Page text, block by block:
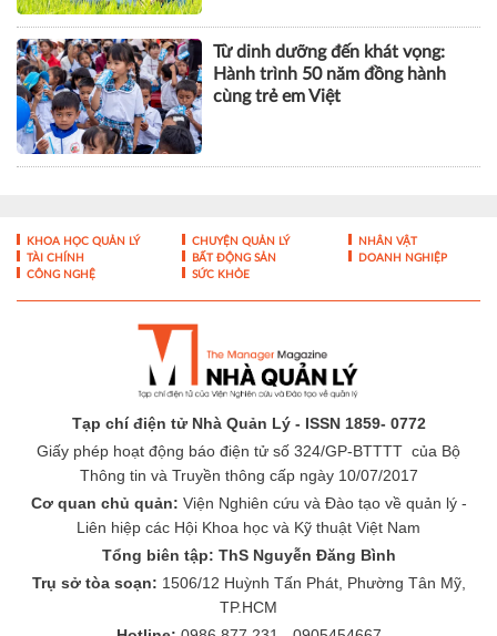
KHOA HỌC QUẢN LÝ CHUYỆN QUẢN LÝ
TÀI CHÍNH
BẤT ĐỘNG SẢN
CÔNG NGHỆ
SỨC KHỎE
Tạp chí điện tử Nhà Quản Lý - ISSN 1859- 0772
Giấy phép hoạt động báo điện tử số 324/GP-BTTTT của Bộ
Thông tin và Truyền thông cấp ngày 10/07/2017
Cơ quan chủ quản:
Viện Nghiên cứu và Đào tạo về quản lý -
Liên hiệp các Hội Khoa học và Kỹ thuật Việt Nam
Trụ sở tòa soạn:1506/12 Huỳnh Tấn Phát, Phường Tân Mỹ,
TP.HCM
Hotline:0986 877 231 - 0905454667
Email: toasoan@nhaquanly.vn
THÔNG TIN TÒA SOẠN- ĐÓNG GÓP Ý KIẾN-
LIÊN HỆ QUẢNG
BÁO GIÁ QUẢNG CÁO